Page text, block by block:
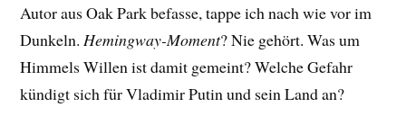
Autor aus Oak Park befasse, tappe ich nach wie vor im
Dunkeln. Hemingway-Moment? Nie gehört. Was um
Himmels Willen ist damit gemeint? Welche Gefahr
kündigt sich für Vladimir Putin und sein Land an?